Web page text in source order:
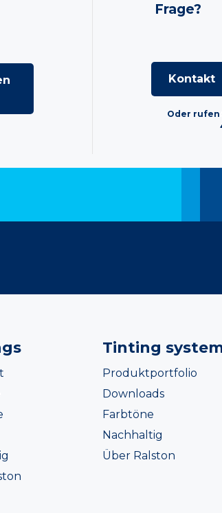
Frage?
Kontakt
Oder rufen
Tinting
Produktportfolio
Downloads
Farbtöne
Nachhaltig
Über Ralston